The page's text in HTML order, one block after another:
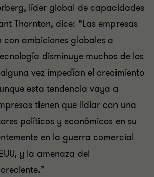
líder global de capacidades
Thornton, dice: “Las empresas
con ambiciones globales a
disminuye muchos de los
vez impedían el crecimiento
esta tendencia vaya a
tienen que lidiar con una
políticos y económicos en su
en la guerra comercial
y la amenaza del